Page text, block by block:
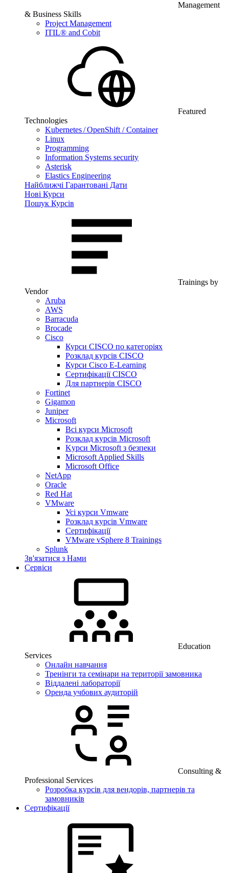
Management
& Business Skills
Project Management
ITIL® and Cobit
Featured
Technologies
Kubernetes / OpenShift / Container
Linux
Programming
Information Systems security
Asterisk
Elastics Engineering
Найближчі Гарантовані Дати
Нові Курси
Пошук Курсів
Trainings by
Vendor
Aruba
AWS
Barracuda
Brocade
Cisco
Курси CISCO по категоріях
Розклад курсів CISCO
Курси Cisco E-Learning
Сертифікації CISCO
Для партнерів CISCO
Fortinet
Gigamon
Juniper
Microsoft
Всі курси Microsoft
Розклад курсів Microsoft
Kyрси Microsoft з безпеки
Microsoft Applied Skills
Microsoft Office
NetApp
Oracle
Red Hat
VMware
Усі курси Vmware
Розклад курсів Vmware
Сертифікації
VMware vSphere 8 Trainings
Splunk
Зв'язатися з Нами
Сервіси
Education
Services
Онлайн навчання
Тренінги та семінари на території замовника
Віддалені лабораторії
Оренда учбових аудиторій
Consulting &
Professional Services
Розробка курсів для вендорів, партнерів та
замовників
Сертифікації